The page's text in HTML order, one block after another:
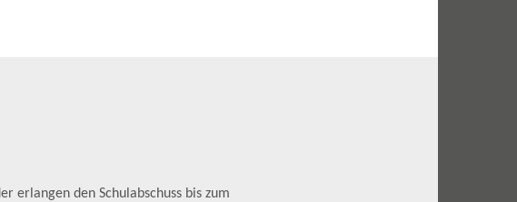
erlangen den Schulabschuss bis zum